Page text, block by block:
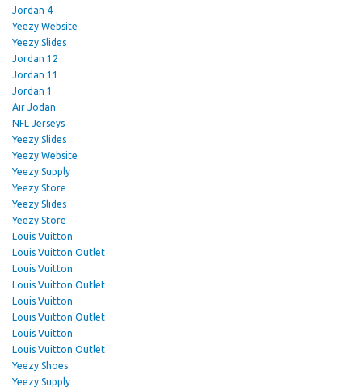
Jordan 4
Yeezy Website
Yeezy Slides
Jordan 12
Jordan 11
Jordan 1
Air Jodan
NFL Jerseys
Yeezy Slides
Yeezy Website
Yeezy Supply
Yeezy Store
Yeezy Slides
Yeezy Store
Louis Vuitton
Louis Vuitton Outlet
Louis Vuitton
Louis Vuitton Outlet
Louis Vuitton
Louis Vuitton Outlet
Louis Vuitton
Louis Vuitton Outlet
Yeezy Shoes
Yeezy Supply